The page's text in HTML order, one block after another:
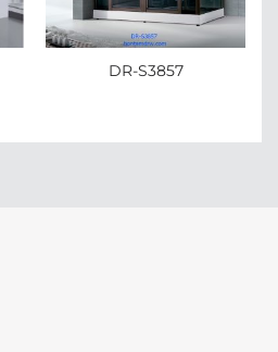
DR-S3857